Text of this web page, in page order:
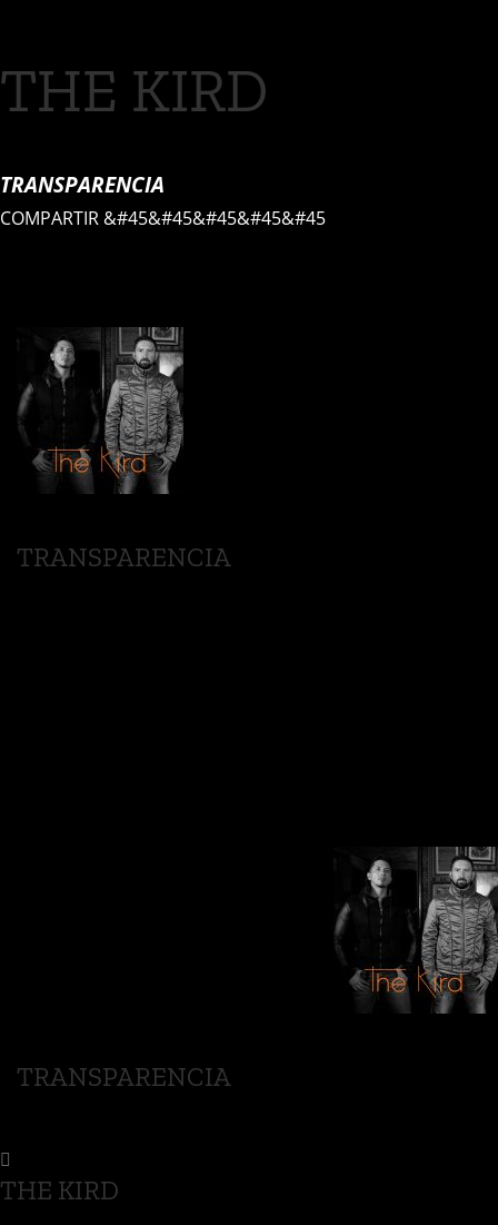
THE KIRD
TRANSPARENCIA
COMPARTIR &#45&#45&#45&#45&#45
TRANSPARENCIA
TRANSPARENCIA
THE KIRD